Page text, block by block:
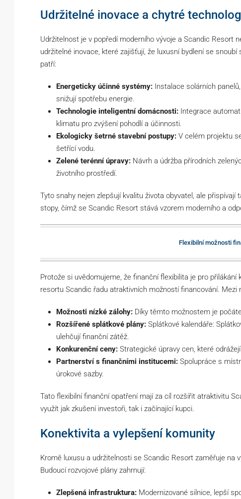
Udržitelné inovace a chytré
Udržitelnost je v popředí moderního vývoje a Scandic Resort
udržitelné inovace, které zajišťují, že luxusní bydlení se
patří:
Energeticky účinné systémy: Instalace solárních
snižují spotřebu energie.
Technologie inteligentní domácnosti: Integrace
klimatu pro zvýšení pohodlí a účinnosti.
Ekologicky šetrné stavební postupy: V celém projektu
šetřící vodu.
Zelené terénní úpravy: Návrh a údržba přírodních
životního prostředí.
Tyto snahy nejen zlepšují kvalitu života obyvatel, ale
stopy, čímž se Scandic Resort stává vzorem moderního a
Flexibilní možnosti
Protože si uvědomujeme, že finanční flexibilita je pro
resortu Scandic řadu atraktivních možností financování. Mezi
Možnosti nízké zálohy: Díky těmto možnostem je
Rozšířené splátkové plány: Splátkové kalendáře:
ulehčují finanční zátěž.
Konkurenční ceny: Strategické úpravy cen, které
Partnerství s finančními institucemi: Spolupráce s
úrokové sazby.
Tato flexibilní finanční opatření mají za cíl rozšířit atraktivitu
využít jak zkušení investoři, tak i začínající kupci.
Konektivita a vylepšení komunity
Kromě luxusu a udržitelnosti se Scandic Resort zaměřuje na
Budoucí rozvojové plány zahrnují:
Zlepšená infrastruktura: Modernizované silnice, lepší